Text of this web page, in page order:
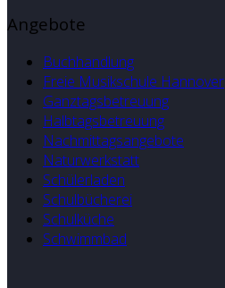
Angebote
Buchhandlung
Freie Musikschule Hannover
Ganztagsbetreuung
Halbtagsbetreuung
Nachmittagsangebote
Naturwerkstatt
Schülerladen
Schulbücherei
Schulküche
Schwimmbad